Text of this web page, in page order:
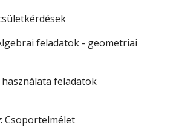
feladatok - geometriai
használata feladatok
: Csoportelmélet